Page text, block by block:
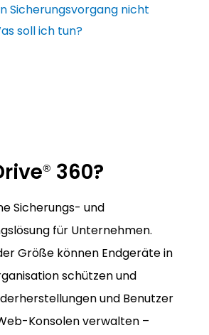
Sicherungsvorgang nicht
soll ich tun?
® 360?
Sicherungs- und
für Unternehmen.
Größe können Endgeräte in
schützen und
und Benutzer
Konsolen verwalten –